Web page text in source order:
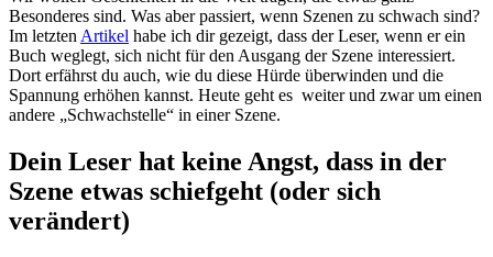
Besonderes sind. Was aber passiert, wenn Szenen zu schwach sind?
Im letztenArtikel habe ich dir gezeigt, dass der Leser, wenn er ein
Buch weglegt, sich nicht für den Ausgang der Szene interessiert.
Dort erfährst du auch, wie du diese Hürde überwinden und die
Spannung erhöhen kannst. Heute geht es weiter und zwar um einen
andere „Schwachstelle“ in einer Szene.
Dein Leser hat keine Angst, dass in der
Szene etwas schiefgeht (oder sich
verändert)